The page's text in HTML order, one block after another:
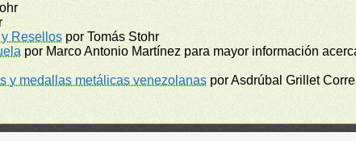
Resellos por Tomás Stohr
por Marco Antonio Martínez para mayor información
y medallas metálicas venezolanas por Asdrúbal Grillet